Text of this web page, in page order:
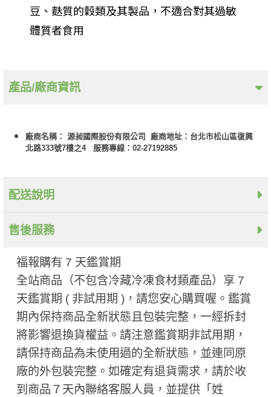
豆、麩質的穀類及其製品，不適合對其過敏
體質者食用
產品/廠商資訊
廠商名稱： 源昶國際股份有限公司 廠商地址：台北市松山區復興
北路333號7樓之4 服務專線：02-27192885
配送說明
售後服務
福報購有 7 天鑑賞期
全站商品（不包含冷藏冷凍食材類產品）享 7
天鑑賞期 ( 非試用期 ​)，請您安心購買喔。鑑賞
期內保持商品全新狀態且包裝完整，一經拆封
將影響退換貨權益。請注意鑑賞期非試用期，
請保持商品為未使用過的全新狀態，並連同原
廠的外包裝完整。如確定有退貨需求，請於收
到商品７天內聯絡客服人員，並提供「姓